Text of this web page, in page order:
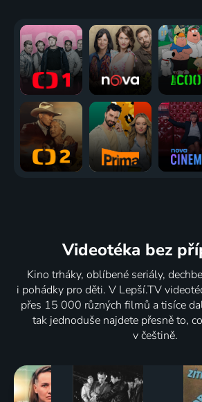
Videotéka bez
Kino trháky, oblíbené seriály,
i pohádky pro děti. V Lepší.TV
přes 15 000 různých filmů a tisíce
tak jednoduše najdete přesně to,
v češtině.